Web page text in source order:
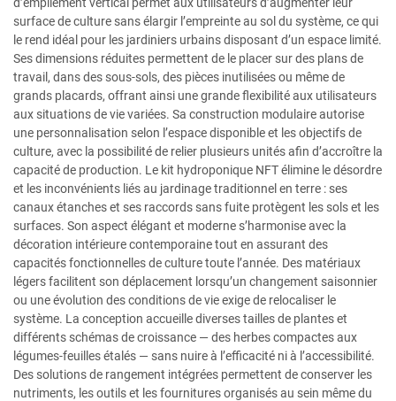
surface de culture sans élargir l’empreinte au sol du système, ce qui
le rend idéal pour les jardiniers urbains disposant d’un espace limité.
Ses dimensions réduites permettent de le placer sur des plans de
travail, dans des sous-sols, des pièces inutilisées ou même de
grands placards, offrant ainsi une grande flexibilité aux utilisateurs
aux situations de vie variées. Sa construction modulaire autorise
une personnalisation selon l’espace disponible et les objectifs de
culture, avec la possibilité de relier plusieurs unités afin d’accroître la
capacité de production. Le kit hydroponique NFT élimine le désordre
et les inconvénients liés au jardinage traditionnel en terre : ses
canaux étanches et ses raccords sans fuite protègent les sols et les
surfaces. Son aspect élégant et moderne s’harmonise avec la
décoration intérieure contemporaine tout en assurant des
capacités fonctionnelles de culture toute l’année. Des matériaux
légers facilitent son déplacement lorsqu’un changement saisonnier
ou une évolution des conditions de vie exige de relocaliser le
système. La conception accueille diverses tailles de plantes et
différents schémas de croissance — des herbes compactes aux
légumes-feuilles étalés — sans nuire à l’efficacité ni à l’accessibilité.
Des solutions de rangement intégrées permettent de conserver les
nutriments, les outils et les fournitures organisés au sein même du